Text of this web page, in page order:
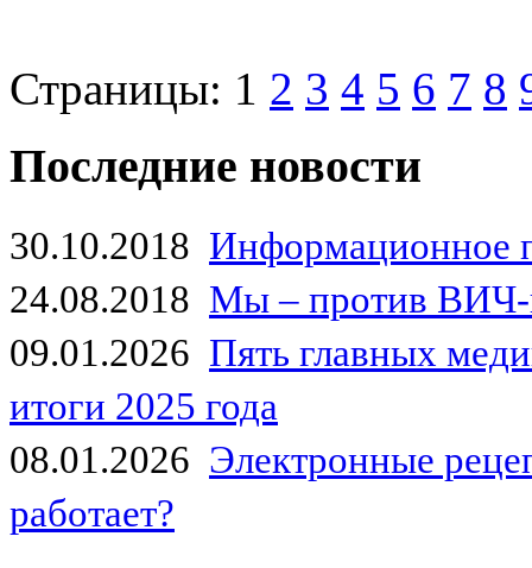
Страницы: 1 2 3 4 5 6 7 8
Последние новости
30.10.2018 Информационное
24.08.2018 Мы – против
09.01.2026 Пять главных
итоги 2025 года
08.01.2026 Электронные
работает?